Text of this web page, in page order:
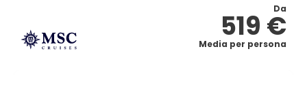
Da
519 €
Media per persona